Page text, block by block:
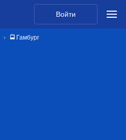
Войти
🚍 Гамбург